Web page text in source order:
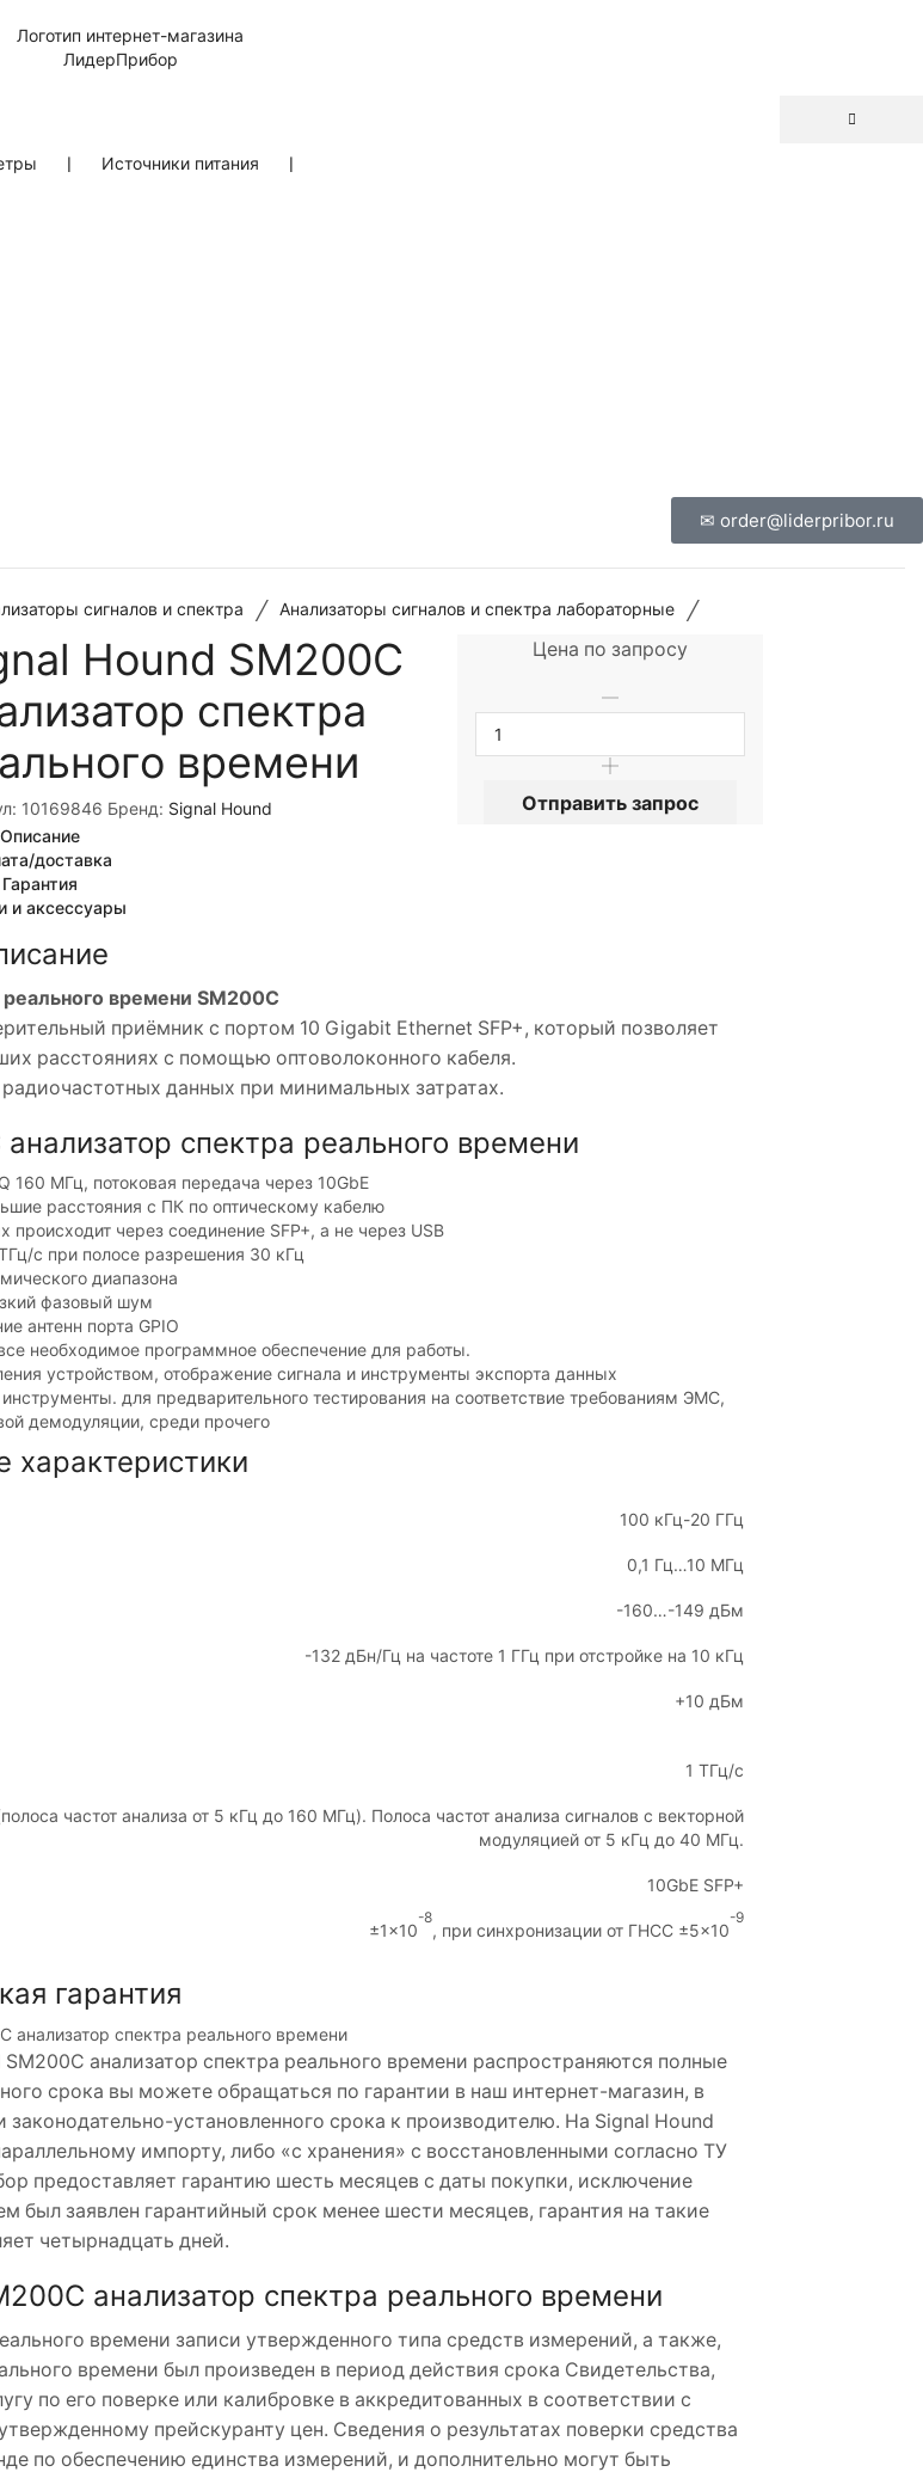
❘ Источники питания ❘
✉ order@liderpribor.ru
сигналов и спектра / Анализаторы сигналов и спектра лабораторные /
Hound SM200C
спектра
времени
10169846 Бренд: Signal Hound
Цена по запросу
Отправить запрос
Описание
доставка
Гарантия
и аксессуары
времени SM200C
приёмник с портом 10 Gigabit Ethernet SFP+, который позволяет
расстояниях с помощью оптоволоконного кабеля.
данных при минимальных затратах.
спектра реального времени
160 МГц, потоковая передача через 10GbE
расстояния с ПК по оптическому кабелю
через соединение SFP+, а не через USB
с при полосе разрешения 30 кГц
диапазона
фазовый шум
антенн порта GPIO
необходимое программное обеспечение для работы.
устройством, отображение сигнала и инструменты экспорта данных
для предварительного тестирования на соответствие требованиям ЭМС,
демодуляции, среди прочего
характеристики
100 кГц-20 ГГц
0,1 Гц…10 МГц
-160…-149 дБм
-132 дБн/Гц на частоте 1 ГГц при отстройке на 10 кГц
+10 дБм
1 ТГц/c
частот анализа от 5 кГц до 160 МГц). Полоса частот анализа сигналов с векторной
модуляцией от 5 кГц до 40 МГц.
10GbE SFP+
±1×10
-8
, при синхронизации от ГНСС ±5×10
-9
гарантия
анализатор спектра реального времени
анализатор спектра реального времени распространяются полные
срока вы можете обращаться по гарантии в наш интернет-магазин, в
установленного срока к производителю. На Signal Hound
импорту, либо «с хранения» с восстановленными согласно ТУ
предоставляет гарантию шесть месяцев с даты покупки, исключение
был заявлен гарантийный срок менее шести месяцев, гарантия на такие
четырнадцать дней.
анализатор спектра реального времени
времени записи утвержденного типа средств измерений, а также,
времени был произведен в период действия срока Свидетельства,
по его поверке или калибровке в аккредитованных в соответствии с
прейскуранту цен. Сведения о результатах поверки средства
по обеспечению единства измерений, и дополнительно могут быть